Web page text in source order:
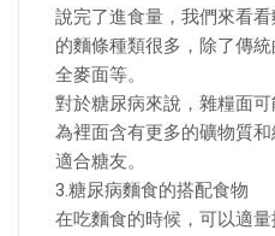
說完了進食量，我們來看
的麵條種類很多，除了傳統
全麥面等。
對於糖尿病來說，雜糧面
為裡面含有更多的礦物質
適合糖友。
3.糖尿病麵食的搭配食物
在吃麵食的時候，可以適